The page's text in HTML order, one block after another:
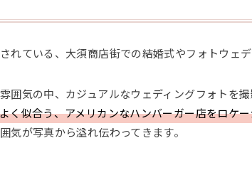
れている、大須商店街での結婚式やフォトウェデ
囲気の中、カジュアルなウェディングフォトを
く似合う、アメリカンなハンバーガー店をロケ
気が写真から溢れ伝わってきます。